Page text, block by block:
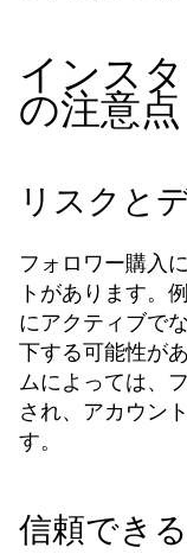
インス
の注意点
リスクと
フォロワー購入
トがあります。
にアクティブで
下する可能性が
ムによっては、
され、アカウン
す。
信頼でき